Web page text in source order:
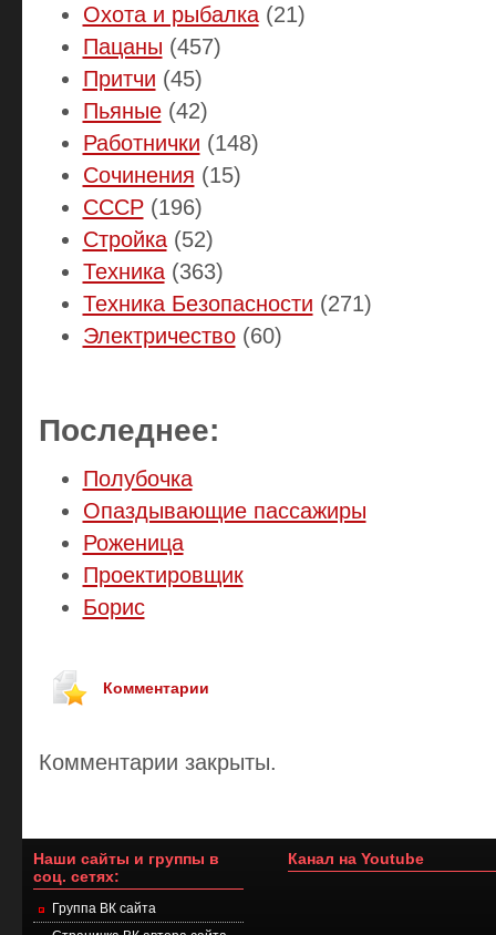
Охота и рыбалка(21)
Пацаны (457)
Притчи (45)
Пьяные(42)
Работнички (148)
Сочинения (15)
СССР(196)
Стройка(52)
Техника(363)
Техника Безопасности (271)
Электричество(60)
Последнее:
Полубочка
Опаздывающие пассажиры
Роженица
Проектировщик
Борис
Комментарии
Комментарии закрыты.
Наши сайты и группы в
соц. сетях:
Группа ВК сайта
Канал на Youtube